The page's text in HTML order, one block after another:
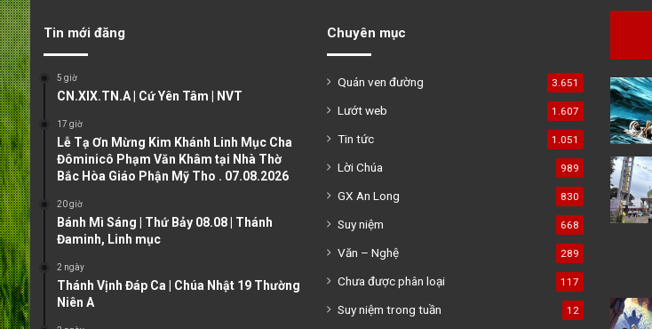
Tin mới đăng
5 giờ
CN.XIX.TN.A | Cứ Yên Tâm | NVT
17 giờ
Lễ Tạ Ơn Mừng Kim Khánh Linh Mục Cha
Đôminicô Phạm Văn Khâm tại Nhà Thờ
Bắc Hòa Giáo Phận Mỹ Tho . 07.08.2026
20 giờ
Bánh Mì Sáng | Thứ Bảy 08.08 | Thánh
Đaminh, Linh mục
2 ngày
Thánh Vịnh Đáp Ca | Chúa Nhật 19 Thường
Niên A
Chuyên mục
Quán ven đường 3.651
Lướt web 1.607
Tin tức 1.051
Lời Chúa 989
GX An Long 830
Suy niệm 668
Văn – Nghệ 289
Chưa được phân loại 117
Suy niệm trong tuần 12